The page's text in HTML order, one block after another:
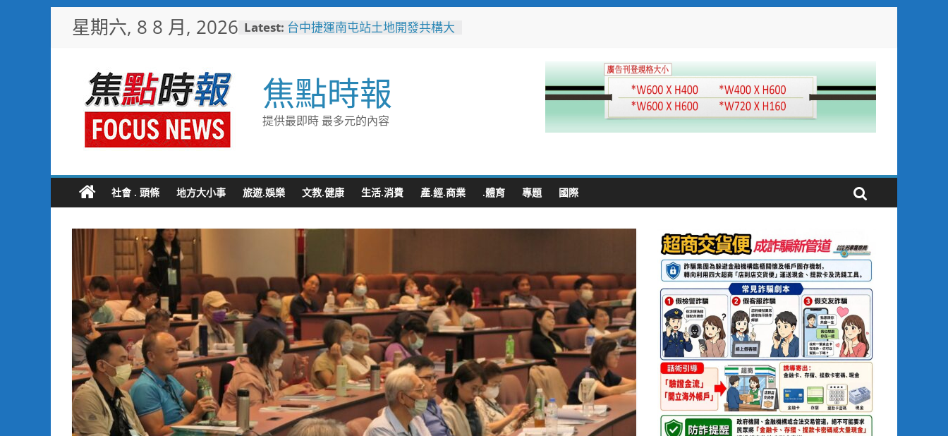
星期六, 8 8 月, 2026 Latest: 台中捷運南屯站土地開發共構大
送上「父親節」暖心祝福
守望相助的暖心守護 湖內警消
聯手破門化解獨居翁的危機
歡慶父親節！《台中通
捐「300萬」助熊本震災重建
焦點時報
提供最即時 最多元的內容
社會 . 頭條 地方大小事 旅遊.娛樂 文教.健康 生活.消費 產.經.商業 .體育 專題 國際